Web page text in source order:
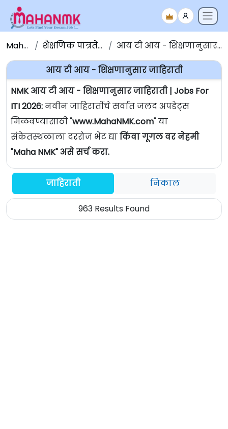
Maha NMK शैक्षणिक पात्रतेनुसार जाहिराती आय टी आय - शिक्षणानुसार जाहिराती | Jobs For ITI
आय टी आय - शिक्षणानुसार जाहिराती
NMK आय टी आय - शिक्षणानुसार जाहिराती | Jobs For
ITI 2026:नवीन जाहिरातींचे सर्वात जलद अपडेट्स
मिळवण्यासाठी"www.MahaNMK.com"या
संकेतस्थळाला दररोज भेट द्याकिंवा गूगल वर नेहमी
"Maha NMK" असे सर्च करा.
जाहिराती निकाल
963 Results Found